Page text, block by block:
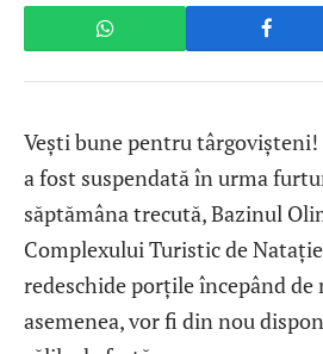
Vești bune pentru
a fost suspendată în urma
săptămâna trecută, Bazinul
Complexului Turistic de
redeschide porțile începând de
asemenea, vor fi din nou